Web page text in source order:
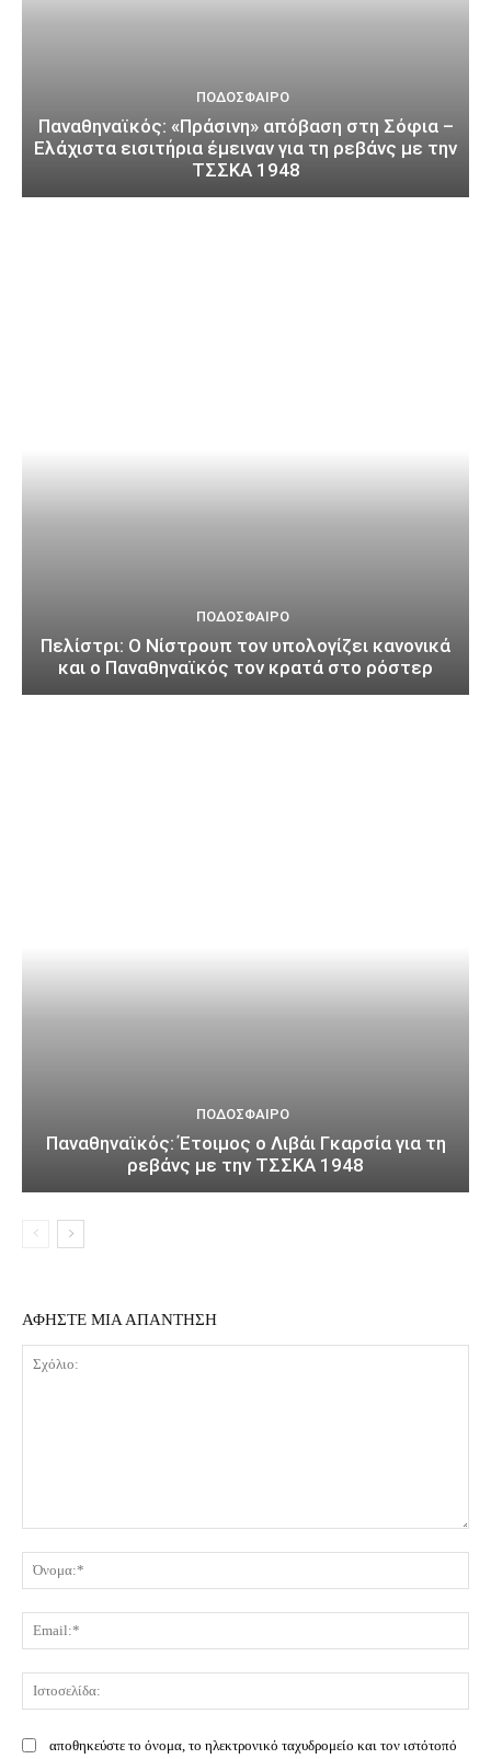
ΠΟΔΌΣΦΑΙΡΟ
Παναθηναϊκός: «Πράσινη» απόβαση στη Σόφια –
Ελάχιστα εισιτήρια έμειναν για τη ρεβάνς με την
ΤΣΣΚΑ 1948
ΠΟΔΌΣΦΑΙΡΟ
Πελίστρι: Ο Νίστρουπ τον υπολογίζει κανονικά
και ο Παναθηναϊκός τον κρατά στο ρόστερ
ΠΟΔΌΣΦΑΙΡΟ
Παναθηναϊκός: Έτοιμος ο Λιβάι Γκαρσία για τη
ρεβάνς με την ΤΣΣΚΑ 1948
ΑΦΗΣΤΕ ΜΙΑ ΑΠΑΝΤΗΣΗ
αποθηκεύστε το όνομα, το ηλεκτρονικό ταχυδρομείο και τον ιστότοπό